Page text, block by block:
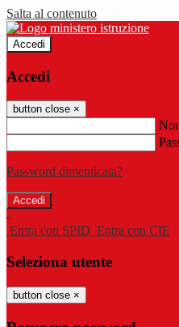
Salta al contenuto
Accedi
Accedi
button close ×
Password dimenticata?
-
Entra con SPID Entra con CIE
Seleziona utente
button close ×